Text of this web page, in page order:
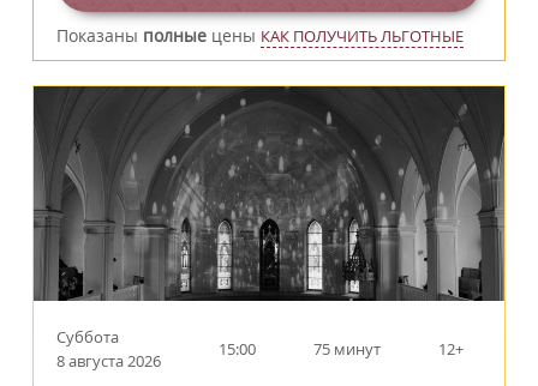
Показаны полные цены КАК ПОЛУЧИТЬ ЛЬГОТНЫЕ
Суббота
8 августа 2026
15:00 75 минут 12+